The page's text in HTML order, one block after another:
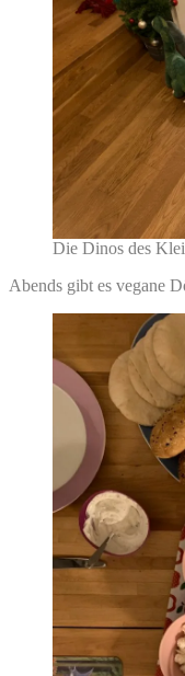
Die Dinos des
Abends gibt es vegane